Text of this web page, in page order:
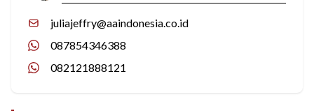
juliajeffry@aaindonesia.co.id
087854346388
082121888121